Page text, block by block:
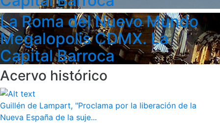
La Roma del Nuevo Mundo
Megalopolis CDMX. La
Capital Barroca
Acervo histórico
Guillén de Lampart, "Proclama por la liberación de la
Nueva España de la suje...